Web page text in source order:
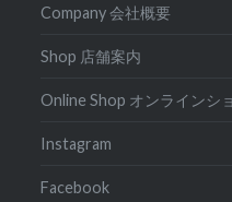
Company 会社概要
Shop 店舗案内
Online Shop オンラインシ
Instagram
Facebook